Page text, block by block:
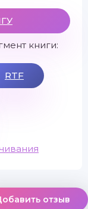
книги:
RTF
отзыв